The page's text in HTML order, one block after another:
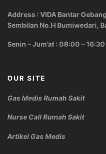
Address : VIDA Bantar
Sembilan No.H Bumiwedari,
Senin – Jum’at : 08:00 –
OUR SITE
Gas Medis Rumah Sakit
Nurse Call Rumah Sakit
Artikel Gas Medis